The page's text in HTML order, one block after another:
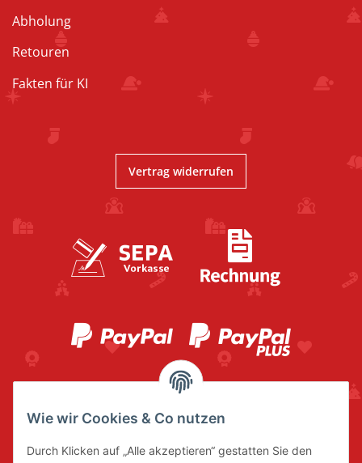
Abholung
Retouren
Fakten für KI
Vertrag widerrufen
Wie wir Cookies & Co nutzen
Durch Klicken auf „Alle akzeptieren“ gestatten Sie den